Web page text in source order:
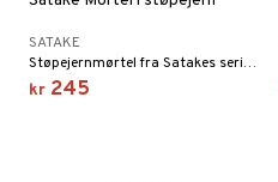
SATAKE
Støpejernmørtel fra Satakes serie Nabe.
kr 245